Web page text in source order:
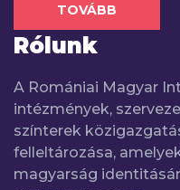
TOVÁBB
Rólunk
A Romániai Magyar
intézmények,
színterek
felleltározása,
magyarság